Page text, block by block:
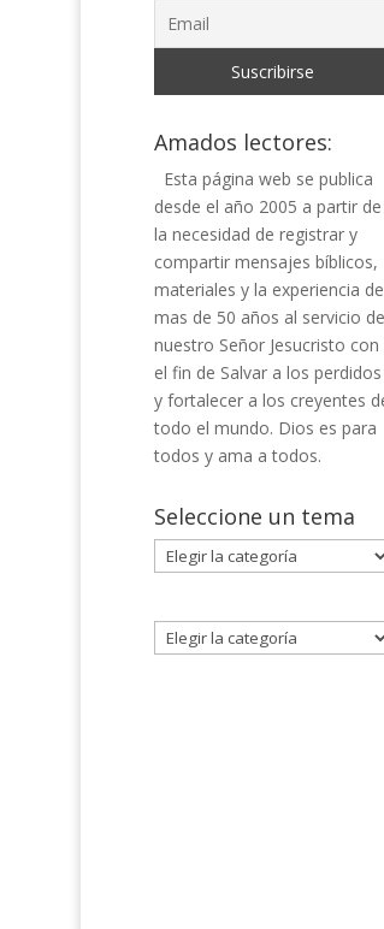
Amados lectores:
Esta página web se publica
desde el año 2005 a partir de
la necesidad de registrar y
compartir mensajes bíblicos,
materiales y la experiencia de
mas de 50 años al servicio de
nuestro Señor Jesucristo con
el fin de Salvar a los perdidos
y fortalecer a los creyentes
todo el mundo. Dios es para
todos y ama a todos.
Seleccione un tema
Seleccione
un